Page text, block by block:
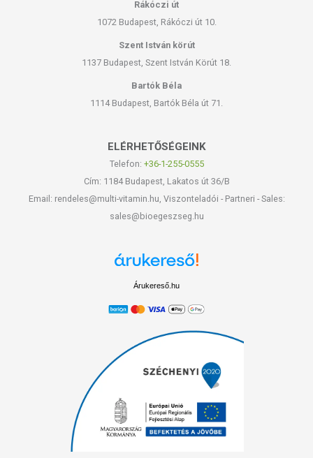
Rákóczi út
1072 Budapest, Rákóczi út 10.
Szent István körút
1137 Budapest, Szent István Körút 18.
Bartók Béla
1114 Budapest, Bartók Béla út 71.
ELÉRHETŐSÉGEINK
Telefon: +36-1-255-0555
Cím: 1184 Budapest, Lakatos út 36/B
Email: rendeles@multi-vitamin.hu, Viszonteladói - Partneri - Sales:
sales@bioegeszseg.hu
Árukereső.hu